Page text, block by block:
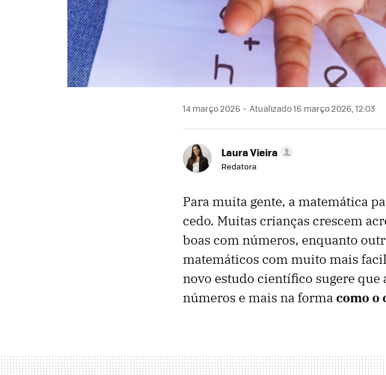
14 março 2026 Atualizado 16 março 2026, 12:03
Laura Vieira
Redatora
Para muita gente, a matemática
cedo. Muitas crianças crescem
boas com números, enquanto
matemáticos com muito mais
novo estudo científico sugere que
números e mais na formacomo o